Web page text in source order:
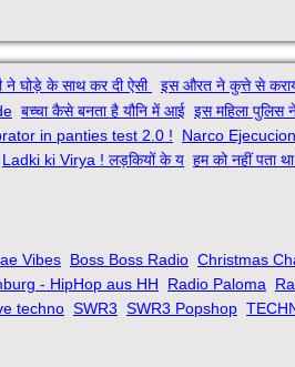
ने घोड़े के साथ कर दी ऐसी इस औरत ने कुत्ते से
बच्चा कैसे बनता है यौनि में आई इस महिला पुलिस
in panties test 2.0 ! Narco
Ladki ki Virya ! लड़कियों के य हम को नहीं पता
Vibes Boss Boss Radio Christmas
- HipHop aus HH Radio Paloma
techno SWR3 SWR3 Popshop